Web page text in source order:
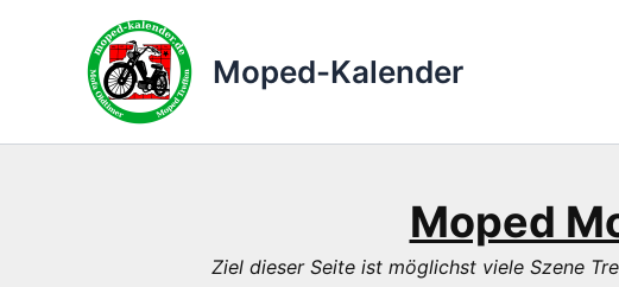
Moped-Kalender
Moped
Ziel dieser Seite ist möglichst viele Szene